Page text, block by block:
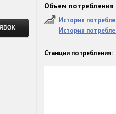
Объем
История
История
Станции потребления: